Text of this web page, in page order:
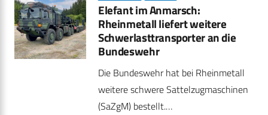
Elefant im Anmarsch:
Rheinmetall liefert weitere
Schwerlasttransporter an die
Bundeswehr
Die Bundeswehr hat bei Rheinmetall
weitere schwere Sattelzugmaschinen
(SaZgM) bestellt.…